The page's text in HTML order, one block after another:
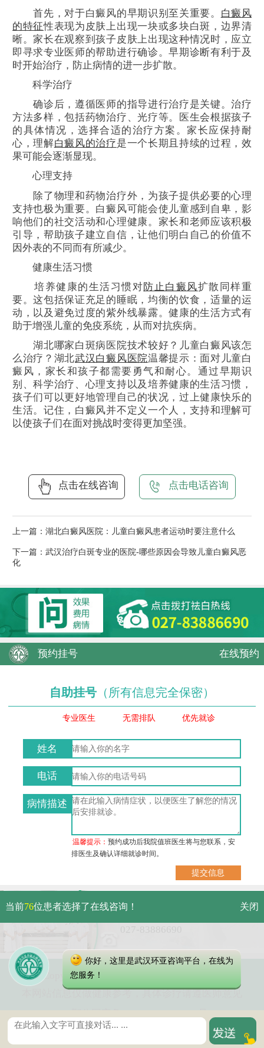
首先，对于白癜风的早期识别至关重要。 白癜风
的特征性表现为皮肤上出现一块或多块白斑，边界清
晰。家长在观察到孩子皮肤上出现这种情况时，应立
即寻求专业医师的帮助进行确诊。早期诊断有利于及
时开始治疗，防止病情的进一步扩散。
科学治疗
确诊后，遵循医师的指导进行治疗是关键。治疗
方法多样，包括药物治疗、光疗等。医生会根据孩子
的具体情况，选择合适的治疗方案。家长应保持耐
心，理解白癜风的治疗是一个长期且持续的过程，效
果可能会逐渐显现。
心理支持
除了物理和药物治疗外，为孩子提供必要的心理
支持也极为重要。白癜风可能会使儿童感到自卑，影
响他们的社交活动和心理健康。家长和老师应该积极
引导，帮助孩子建立自信，让他们明白自己的价值不
因外表的不同而有所减少。
健康生活习惯
培养健康的生活习惯对防止白癜风扩散同样重
要。这包括保证充足的睡眠，均衡的饮食，适量的运
动，以及避免过度的紫外线暴露。健康的生活方式有
助于增强儿童的免疫系统，从而对抗疾病。
湖北哪家白斑病医院技术较好？儿童白癜风该怎
么治疗？湖北武汉白癜风医院温馨提示：面对儿童白
癜风，家长和孩子都需要勇气和耐心。通过早期识
别、科学治疗、心理支持以及培养健康的生活习惯，
孩子们可以更好地管理自己的状况，过上健康快乐的
生活。记住，白癜风并不定义一个人，支持和理解可
以使孩子们在面对挑战时变得更加坚强。
点击在线咨询 点击电话咨询
上一篇： 湖北白癜风医院：儿童白癜风患者运动时要注意什么
下一篇： 武汉治疗白斑专业的医院-哪些原因会导致儿童白癜风恶
化
预约挂号 在线预约
自助挂号 （所有信息完全保密）
专业医生 无需排队 优先就诊
姓名
电话
病情描述
温馨提示：预约成功后我院值班医生将与您联系，安
排医生及确认详细就诊时间。
武汉市硚口区解放大道479号
Copyright 2025 武汉环亚中医白癜风医院
本网站信息仅做健康参考，具体诊疗请遵医师意见
鄂ICP备16003424号-6
当前76位患者选择了在线咨询！ 关闭
你好，这里是武汉环亚咨询平台，在线为
您服务！